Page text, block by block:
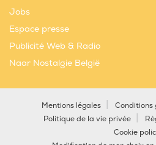
Jobs
Espace presse
Publicité Web & Radio
Naar Nostalgie België
Mentions légales
Conditions
Politique de la vie privée
Cookie